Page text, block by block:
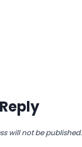
will not be published.